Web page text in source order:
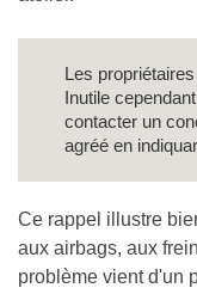
Les
Inutile
contacter un
agréé en
Ce rappel illustre
aux airbags, aux
problème vient d'un